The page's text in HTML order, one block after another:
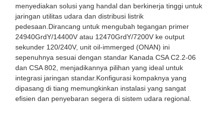
menyediakan solusi yang handal dan berkinerja tinggi untuk
jaringan utilitas udara dan distribusi listrik
pedesaan.Dirancang untuk mengubah tegangan primer
24940GrdY/14400V atau 12470GrdY/7200V ke output
sekunder 120/240V, unit oil-immerged (ONAN) ini
sepenuhnya sesuai dengan standar Kanada CSA C2.2-06
dan CSA 802, menjadikannya pilihan yang ideal untuk
integrasi jaringan standar.Konfigurasi kompaknya yang
dipasang di tiang memungkinkan instalasi yang sangat
efisien dan penyebaran segera di sistem udara regional.